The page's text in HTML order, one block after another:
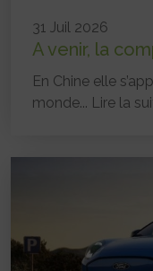
31 Juil 2026
A venir, la
En Chine elle
monde... Lire la